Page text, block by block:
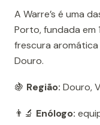
A Warre’s é uma
Porto, fundada em
frescura
Douro.
🍇 Região: Douro,
👨‍🔬 Enólogo: